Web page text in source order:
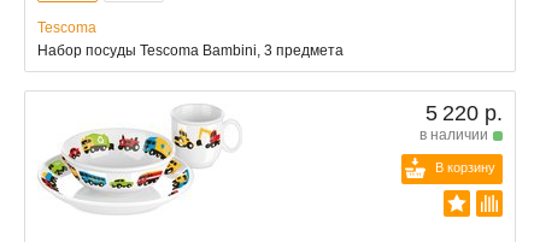
Tescoma
Набор посуды Tescoma Bambini, 3 предмета
5 220 р.
в наличии
В корзину